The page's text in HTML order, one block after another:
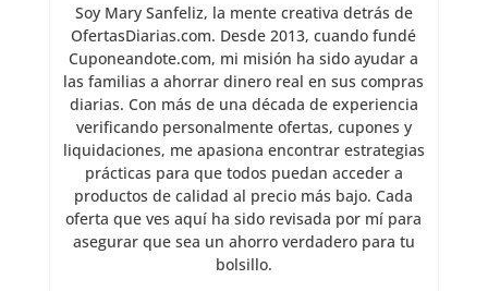
Soy Mary Sanfeliz, la mente creativa detrás de
OfertasDiarias.com. Desde 2013, cuando fundé
Cuponeandote.com, mi misión ha sido ayudar a
las familias a ahorrar dinero real en sus compras
diarias. Con más de una década de experiencia
verificando personalmente ofertas, cupones y
liquidaciones, me apasiona encontrar estrategias
prácticas para que todos puedan acceder a
productos de calidad al precio más bajo. Cada
oferta que ves aquí ha sido revisada por mí para
asegurar que sea un ahorro verdadero para tu
bolsillo.